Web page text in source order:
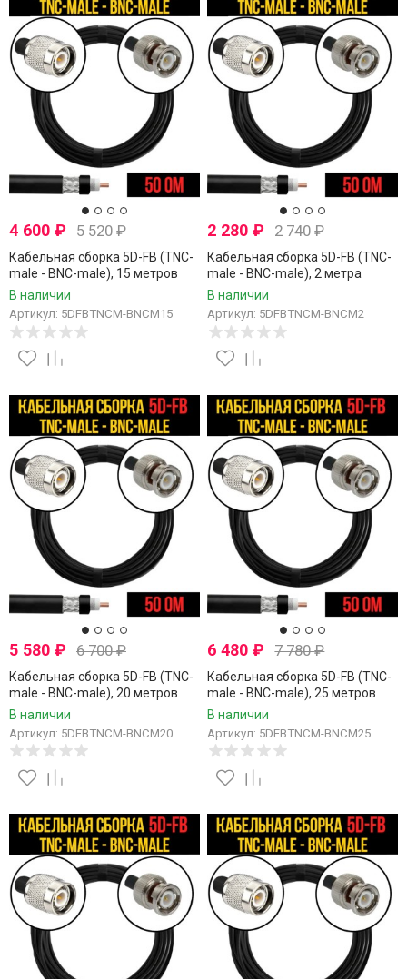
4 600 ₽ 5 520₽
Кабельная сборка 5D-FB (TNC-
male - BNC-male), 15 метров
В наличии
Артикул: 5DFBTNCM-BNCM15
2 280₽ 2 740₽
Кабельная сборка 5D-FB (TNC-
male - BNC-male), 2 метра
В наличии
Артикул: 5DFBTNCM-BNCM2
5 580 ₽ 6 700₽
Кабельная сборка 5D-FB (TNC-
male - BNC-male), 20 метров
В наличии
Артикул: 5DFBTNCM-BNCM20
6 480₽ 7 780₽
Кабельная сборка 5D-FB (TNC-
male - BNC-male), 25 метров
В наличии
Артикул: 5DFBTNCM-BNCM25